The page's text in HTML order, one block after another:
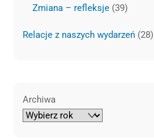
Zmiana – refleksje(39)
Relacje z naszych wydarzeń (28)
Archiwa